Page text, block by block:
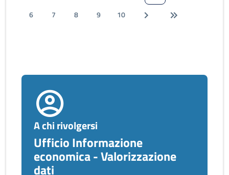
6
7 8 9 10
A chi rivolgersi
Ufficio Informazione
economica - Valorizzazione
dati